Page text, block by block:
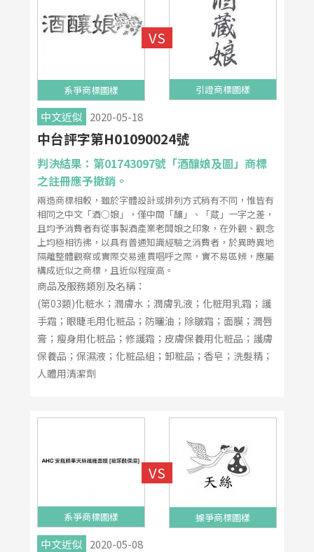
系爭商標圖樣 引證商標圖樣
中文近似 2020-05-18
中台評字第H01090024號
判決結果：第01743097號「酒釀娘及圖」商標
之註冊應予撤銷。
兩造商標相較，雖於字體設計或排列方式稍有不同，惟皆有
相同之中文「酒○娘」，僅中間「釀」、「蔵」一字之差，
且均予消費者有從事製酒產業老闆娘之印象，在外觀、觀念
上均極相彷彿，以具有普通知識經驗之消費者，於異時異地
隔離整體觀察或實際交易連貫唱呼之際，實不易區辨，應屬
構成近似之商標，且近似程度高。
商品及服務類別及名稱：
(第03類)化粧水；潤膚水；潤膚乳液；化粧用乳霜；護
手霜；眼睫毛用化粧品；防曬油；除皺霜；面膜；潤唇
膏；瘦身用化粧品；修護霜；皮膚保養用化粧品；護膚
保養品；保濕液；化粧品組；卸粧品；香皂；洗髮精；
人體用清潔劑
系爭商標圖樣 據爭商標圖樣
中文近似 2020-05-08